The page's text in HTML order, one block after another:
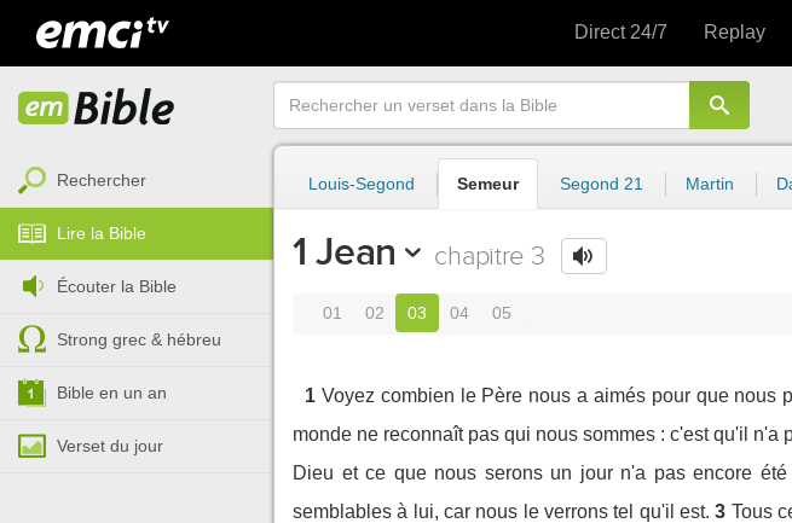
Direct 24/7 Replay
Rechercher
Lire la Bible
Écouter la Bible
Strong grec & hébreu
Bible en un an
Verset du jour
Louis-Segond Semeur Segond 21 Martin
1 Jean chapitre 3
01 02 03 04 05
1 Voyez combien le Père nous a aimés pour que nous
monde ne reconnaît pas qui nous sommes : c'est qu'il n'a
Dieu et ce que nous serons un jour n'a pas encore
semblables à lui, car nous le verrons tel qu'il est. 3 Tous